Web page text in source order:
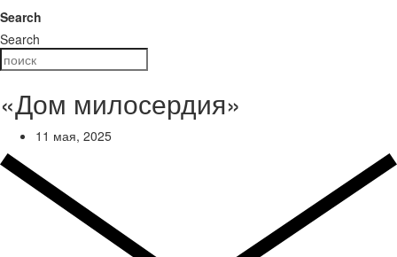
Search
Search
«Дом милосердия»
11 мая, 2025